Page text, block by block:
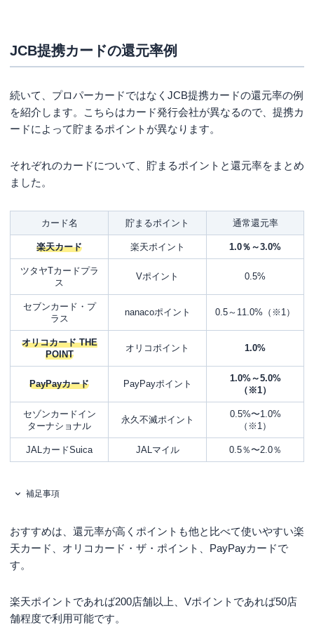
JCB提携カードの還元率例
続いて、プロパーカードではなくJCB提携カードの還元率の例
を紹介します。こちらはカード発行会社が異なるので、提携カ
ードによって貯まるポイントが異なります。
それぞれのカードについて、貯まるポイントと還元率をまとめ
ました。
カード名 貯まるポイント 通常還元率
楽天カード 楽天ポイント 1.0％～3.0%
ツタヤTカードプラ
ス
Vポイント 0.5%
セブンカード・プ
ラス
nanacoポイント 0.5～11.0%（※1）
オリコカード THE
POINT
オリコポイント 1.0%
PayPayカード PayPayポイント
1.0%～5.0%
（※1）
セゾンカードイン
ターナショナル
永久不滅ポイント
0.5%〜1.0%
（※1）
JALカードSuica JALマイル 0.5％〜2.0％
補足事項
おすすめは、還元率が高くポイントも他と比べて使いやすい楽
天カード、オリコカード・ザ・ポイント、PayPayカードで
す。
楽天ポイントであれば200店舗以上、Vポイントであれば50店
舗程度で利用可能です。